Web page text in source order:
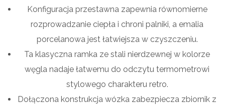
Konfiguracja przestawna zapewnia równomierne
rozprowadzanie ciepła i chroni palniki, a emalia
porcelanowa jest łatwiejsza w czyszczeniu.
Ta klasyczna ramka ze stali nierdzewnej w kolorze
węgla nadaje łatwemu do odczytu termometrowi
stylowego charakteru retro.
Dołączona konstrukcja wózka zabezpiecza zbiornik z